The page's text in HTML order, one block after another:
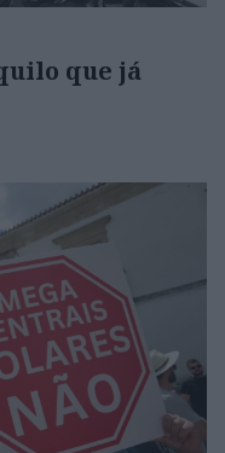
que já